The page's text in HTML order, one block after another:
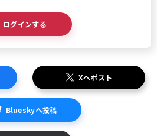
ログインする
Xへポスト
Blueskyへ投稿